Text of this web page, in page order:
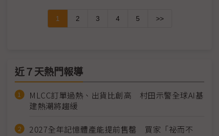
1 2 3 4 5 >>
近７天熱門報導
MLCC訂單過熱、出貨比創高 村田示警全球AI基
建熱潮將趨緩
2027全年記憶體產能提前售罄 買家「祕而不